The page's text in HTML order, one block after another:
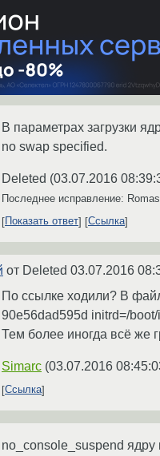
В параметрах загрузки
no swap specified.
Deleted (03.07.2016
Последнее исправление:
Показать ответ
Ссылка
от Deleted 03.07.2016
По ссылке ходили? В
90e56dad595d initrd=/
Тем более иногда всё же
Simarc (03.07.2016
Ссылка
no_console_suspend ядру